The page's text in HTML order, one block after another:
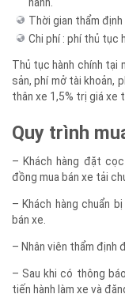
Lãi suất tùy thời
hành.
Thời gian thẩm định
Chi phí : phí thủ tục
Thủ tục hành chính tại
sản, phí mở tài khoản,
thân xe 1,5% trị giá xe
Quy trình
– Khách hàng đặt
đồng mua bán xe tải
bán xe.
– Nhân viên thẩm định